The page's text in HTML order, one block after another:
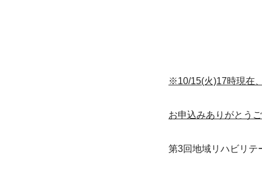
※10/15(火)17時現在
お申込みありがとう
第3回地域リハビリテ